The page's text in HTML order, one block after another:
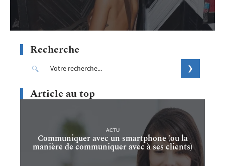
Recherche
Article au top
ACTU
Communiquer avec un smartphone (ou la
manière de communiquer avec à ses clients)